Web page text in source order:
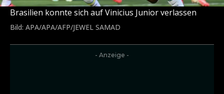
Brasilien konnte sich auf Vinicius Junior verlassen
Bild: APA/APA/AFP/JEWEL SAMAD
- Anzeige -